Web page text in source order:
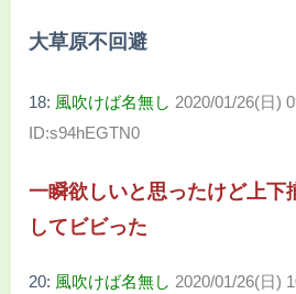
大草原不回避
18: 風吹けば名無し 2020/01/26(日)
ID:s94hEGTN0
一瞬欲しいと思ったけど上下
してビビった
20: 風吹けば名無し 2020/01/26(日)